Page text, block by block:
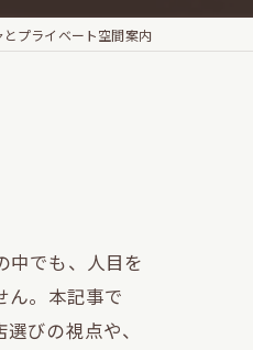
プライベート空間案内
中でも、人目を
ん。本記事で
びの視点や、